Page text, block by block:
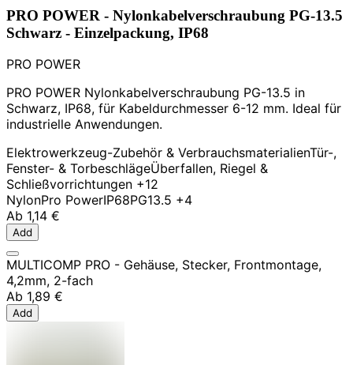
PRO POWER - Nylonkabelverschraubung PG-13.5
Schwarz - Einzelpackung, IP68
PRO POWER
PRO POWER Nylonkabelverschraubung PG-13.5 in
Schwarz, IP68, für Kabeldurchmesser 6-12 mm. Ideal für
industrielle Anwendungen.
Elektrowerkzeug-Zubehör & VerbrauchsmaterialienTür-,
Fenster- & TorbeschlägeÜberfallen, Riegel &
Schließvorrichtungen +12
NylonPro PowerIP68PG13.5 +4
Ab 1,14 €
Add
MULTICOMP PRO - Gehäuse, Stecker, Frontmontage,
4,2mm, 2-fach
Ab 1,89 €
Add